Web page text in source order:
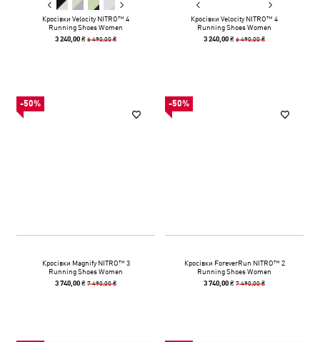
Кросівки Velocity NITRO™ 4
Running Shoes Women
3 240,00 ₴6 490,00 ₴
Кросівки Velocity NITRO™ 4
Running Shoes Women
3 240,00 ₴6 490,00 ₴
-50%
Кросівки Magnify NITRO™ 3
Running Shoes Women
3 740,00 ₴7 490,00 ₴
-50%
Кросівки ForeverRun NITRO™ 2
Running Shoes Women
3 740,00 ₴7 490,00 ₴